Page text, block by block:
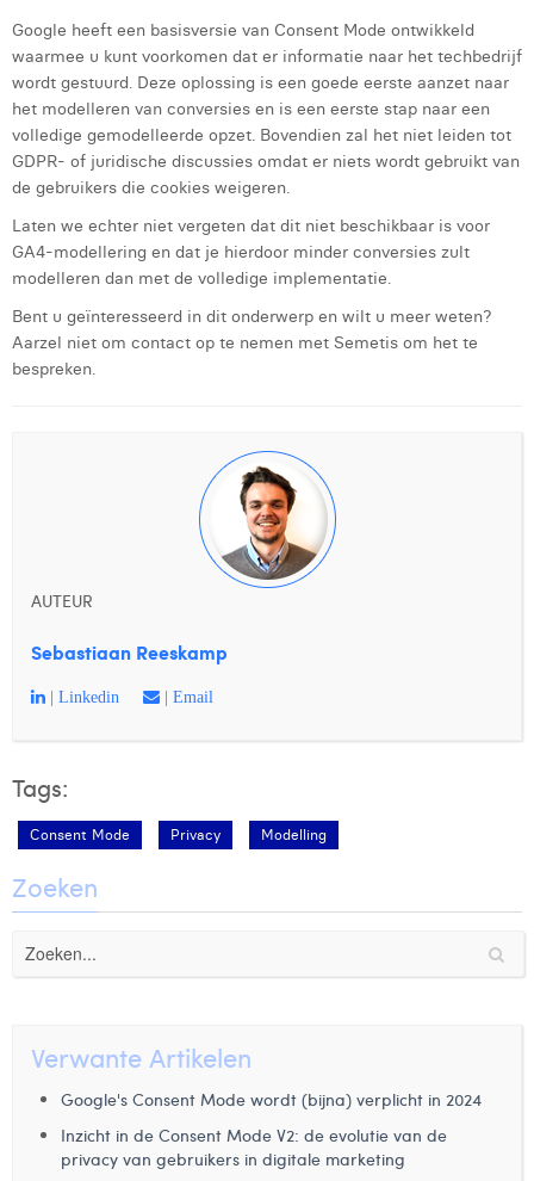
Google heeft een basisversie van Consent Mode ontwikkeld
waarmee u kunt voorkomen dat er informatie naar het techbedrijf
wordt gestuurd. Deze oplossing is een goede eerste aanzet naar
het modelleren van conversies en is een eerste stap naar een
volledige gemodelleerde opzet. Bovendien zal het niet leiden tot
GDPR- of juridische discussies omdat er niets wordt gebruikt van
de gebruikers die cookies weigeren.
Laten we echter niet vergeten dat dit niet beschikbaar is voor
GA4-modellering en dat je hierdoor minder conversies zult
modelleren dan met de volledige implementatie.
Bent u geïnteresseerd in dit onderwerp en wilt u meer weten?
Aarzel niet om contact op te nemen met Semetis om het te
bespreken.
AUTEUR
Sebastiaan Reeskamp
| Linkedin | Email
Tags:
Consent Mode Privacy Modelling
Zoeken
Verwante Artikelen
Google's Consent Mode wordt (bijna) verplicht in 2024
Inzicht in de Consent Mode V2: de evolutie van de
privacy van gebruikers in digitale marketing